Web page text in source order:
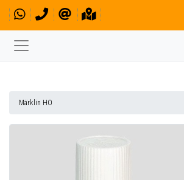
Märklin HO